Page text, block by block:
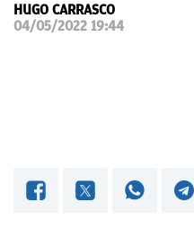
HUGO CARRASCO
04/05/2022 19:44